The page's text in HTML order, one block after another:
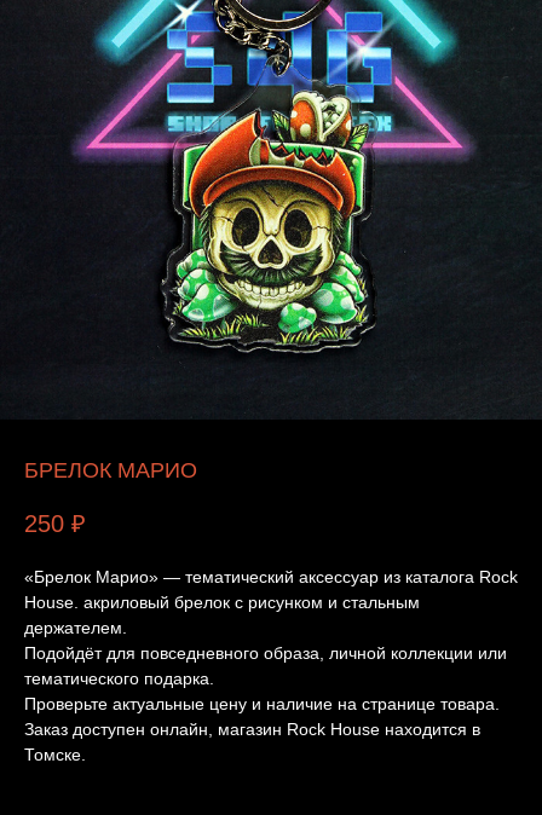
БРЕЛОК МАРИО
250 ₽
«Брелок Марио» — тематический аксессуар из каталога Rock
House. акриловый брелок с рисунком и стальным
держателем.
Подойдёт для повседневного образа, личной коллекции или
тематического подарка.
Проверьте актуальные цену и наличие на странице товара.
Заказ доступен онлайн, магазин Rock House находится в
Томске.